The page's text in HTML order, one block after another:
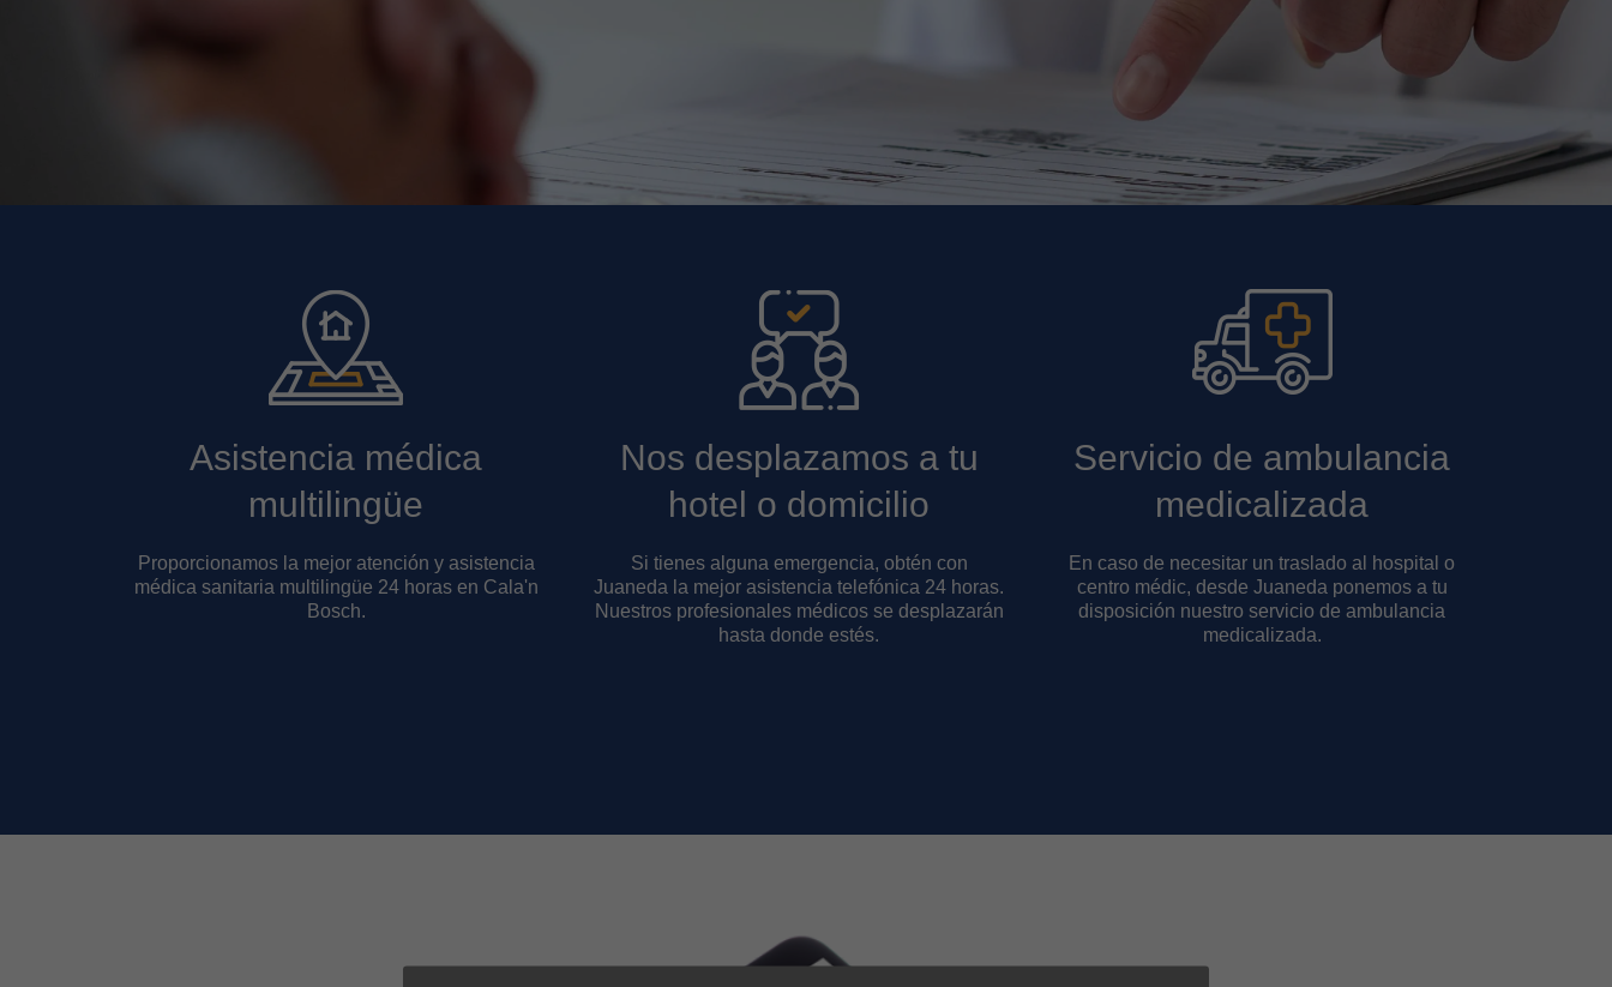
Asistencia médica
multilingüe
Proporcionamos la mejor atención y asistencia
médica sanitaria multilingüe 24 horas en Cala'n
Bosch.
Nos desplazamos a tu
hotel o domicilio
Si tienes alguna emergencia, obtén con
Juaneda la mejor asistencia telefónica 24 horas.
Nuestros profesionales médicos se desplazarán
hasta donde estés.
Servicio de ambulancia
medicalizada
En caso de necesitar un traslado al hospital o
centro médic, desde Juaneda ponemos a tu
disposición nuestro servicio de ambulancia
medicalizada.